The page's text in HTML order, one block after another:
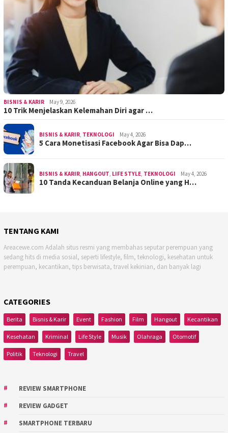
BISNIS & KARIR May 9, 2026
10 Trik Menjelaskan Kelemahan Diri agar …
BISNIS & KARIR, TEKNOLOGI May 4, 2026
5 Cara Monetisasi Facebook Agar Bisa Dap…
BISNIS & KARIR, HANGOUT, LIFE STYLE, TEKNOLOGI May 4, 2026
10 Tanda Kecanduan Belanja Online yang H…
TENTANG KAMI
Areacewe.com Adalah situs resmi yang membahas seputar perempuan yang
sedang hits di media sosial, seperti lifestyle, film, teknologi, kesehatan untuk
perempuan, kecantikan, tips berwisata, travel kekinian, dan banyak lagi
CATEGORIES
Berita Bisnis & Karir Event Fashion Film Hangout Kecantikan
Kesehatan Kriminal Life Style Musik Olahraga Otomotif
Politik Teknologi Travel
REVIEW SMARTPHONE
REVIEW GADGET
SMARTPHONE TERBARU